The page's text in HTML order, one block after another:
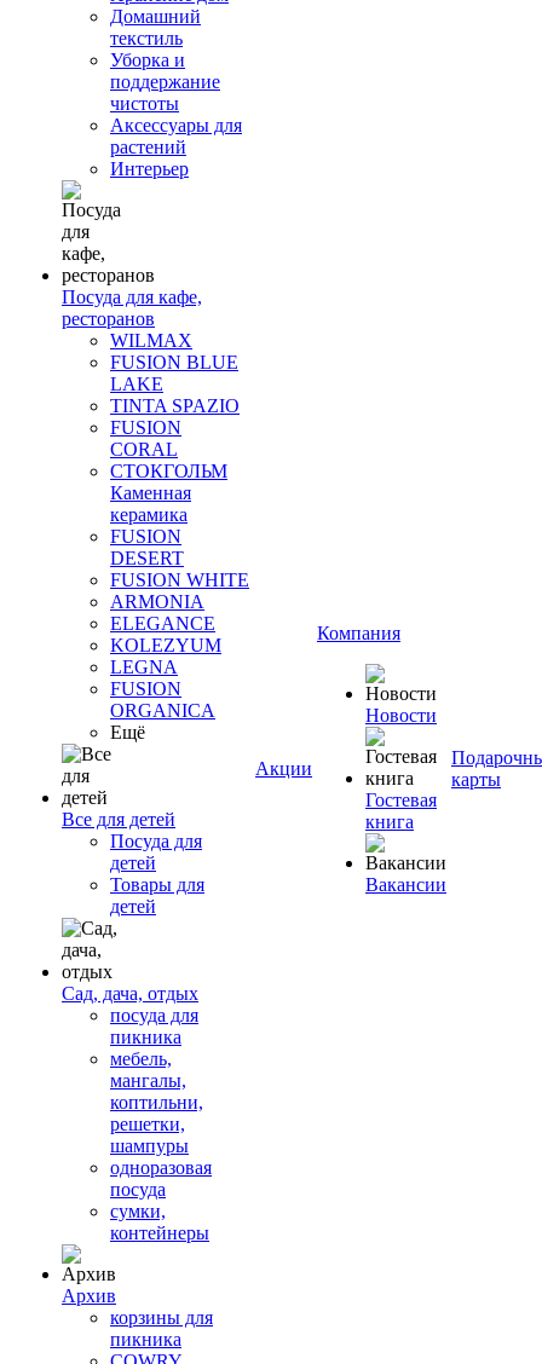
Домашний
текстиль
Уборка и
поддержание
чистоты
Аксессуары для
растений
Интерьер
Посуда для кафе,
ресторанов
WILMAX
FUSION BLUE
LAKE
TINTA SPAZIO
FUSION
CORAL
СТОКГОЛЬМ
Каменная
керамика
FUSION
DESERT
FUSION WHITE
ARMONIA
ELEGANCE
KOLEZYUM
LEGNA
FUSION
ORGANICA
Ещё
Все для детей
Посуда для
детей
Товары для
детей
Сад, дача, отдых
посуда для
пикника
мебель,
мангалы,
коптильни,
решетки,
шампуры
одноразовая
посуда
сумки,
контейнеры
Архив
корзины для
пикника
Акции
Компания
Новости
Гостевая
книга
Вакансии
карты